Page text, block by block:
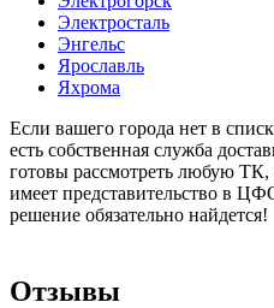
Электросталь
Энгельс
Ярославль
Яхрома
Если вашего города нет в
есть собственная служба
готовы рассмотреть любую ТК,
имеет представительство в
решение обязательно найдется!
Отзывы